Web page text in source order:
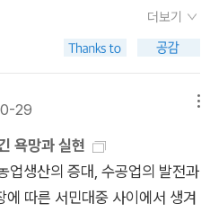
)도 완간됐었다. 국내 저자가
서로 상찬받을 만하다. 다만
손에 들지 못하고 있어서 유감
주목할 저자는 마르쿠스 가브리
대신 떠오르는 햇살이 비친 후
이데아(idea)이며, 필멸의 감
想起)다. 플라톤이 자신의 이데
을 아주 풍부하게 서술하는 곳
이데아론은 감각과 앎[인식]
에 의해 지각되지 않는 존재들
믿음에 기대고 있기 때문이다.
더보기
29
욕망과 실현
생산의 증대, 수공업의 발전과
따른 서민대중 사이에서 생겨